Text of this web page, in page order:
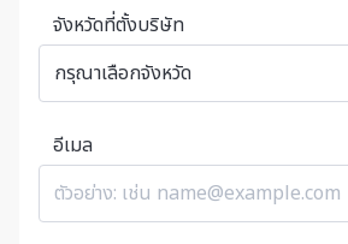
จังหวัดที่ตั้งบริษัท
อีเมล